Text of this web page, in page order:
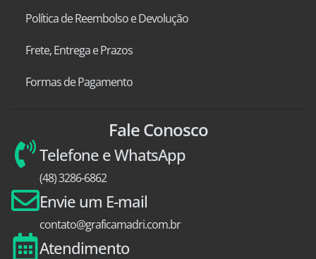
Política de Reembolso e Devolução
Frete, Entrega e Prazos
Formas de Pagamento
Fale Conosco
Telefone e WhatsApp
(48) 3286-6862
Envie um E-mail
contato@graficamadri.com.br
Atendimento